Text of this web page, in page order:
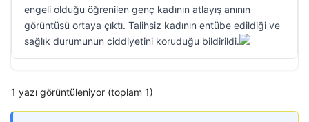
engeli olduğu öğrenilen genç kadının atlayış anının
görüntüsü ortaya çıktı. Talihsiz kadının entübe edildiği ve
sağlık durumunun ciddiyetini koruduğu bildirildi.
1 yazı görüntüleniyor (toplam 1)